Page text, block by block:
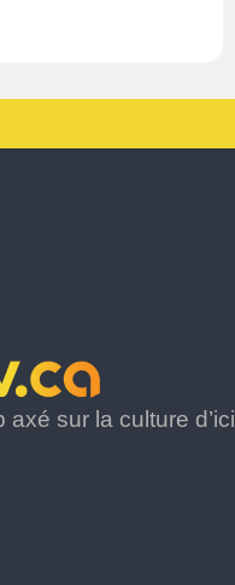
sur la culture d’ici